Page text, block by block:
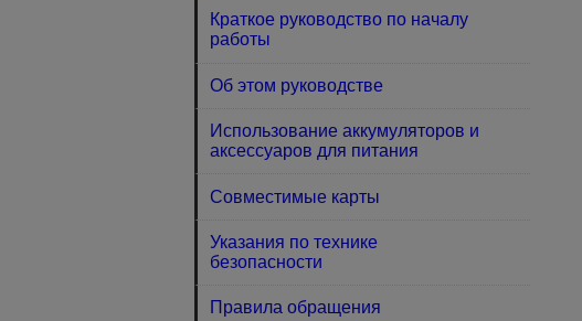
Краткое руководство по началу
работы
Об этом руководстве
Использование аккумуляторов и
аксессуаров для питания
Совместимые карты
Указания по технике
безопасности
Правила обращения